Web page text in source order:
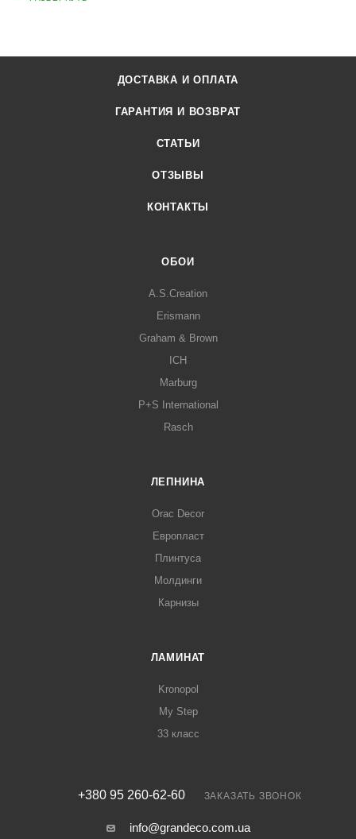
ДОСТАВКА И ОПЛАТА
ГАРАНТИЯ И ВОЗВРАТ
СТАТЬИ
ОТЗЫВЫ
КОНТАКТЫ
ОБОИ
A.S.Creation
Erismann
Graham & Brown
ICH
Marburg
P+S International
Rasch
ЛЕПНИНА
Orac Decor
Европласт
Плинтуса
Молдинги
Карнизы
ЛАМИНАТ
Kronopol
My Step
33 класс
+380 95 260-62-60 ЗАКАЗАТЬ ЗВОНОК
info@grandeco.com.ua